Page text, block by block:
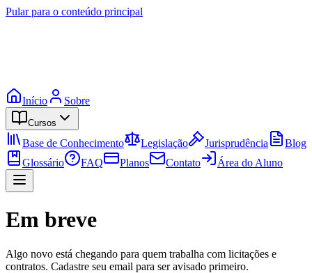
Pular para o conteúdo principal
Início Sobre
Cursos
Base de Conhecimento Legislação Jurisprudência
Blog
Glossário
FAQ Planos Contato Área do Aluno
Em breve
Algo novo está chegando para quem trabalha com licitações e
contratos. Cadastre seu email para ser avisado primeiro.